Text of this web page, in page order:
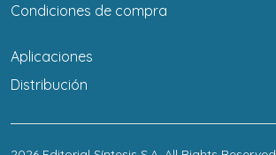
Condiciones de compra
Aplicaciones
Distribución